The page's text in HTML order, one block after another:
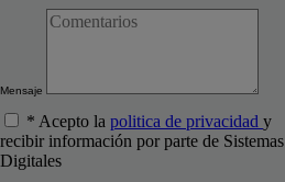
Mensaje
* Acepto la politica de privacidad y
recibir información por parte de Sistemas
Digitales